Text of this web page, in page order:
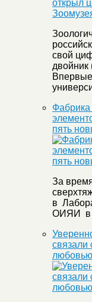
свой
двойник
пять
За
в
ОИЯИ в
связали
любовью